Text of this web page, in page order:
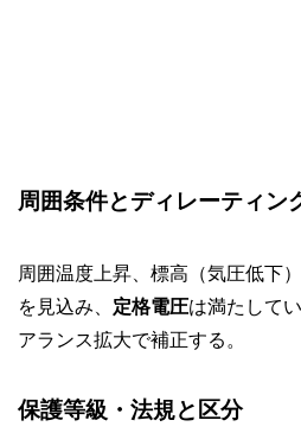
周囲条件とディレーティン
周囲温度上昇、標高（気圧低下
を見込み、 定格電圧は満たして
アランス拡大で補正する。
保護等級・法規と区分